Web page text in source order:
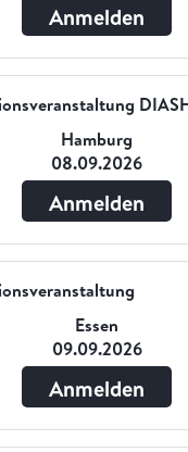
Anmelden
Hamburg
08.09.2026
Anmelden
Essen
09.09.2026
Anmelden